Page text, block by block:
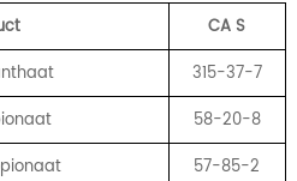
CAS
315-37-7
58-20-8
57-85-2